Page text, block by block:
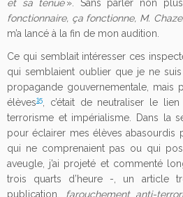
et sa tenue». Sans parler non
fonctionnaire, ça fonctionne, M.
m’a lancé à la fin de mon audition.
Ce qui semblait intéresser ces
qui semblaient oublier que je ne
propagande gouvernementale, mais
élèves15
, c’était de neutraliser le
terrorisme et impérialisme. Dans la
pour éclairer mes élèves abasourdis
qui ne comprenaient pas ou qui
aveugle, j’ai projeté et commenté
trois quarts d’heure -, un article
publication, farouchement anti-